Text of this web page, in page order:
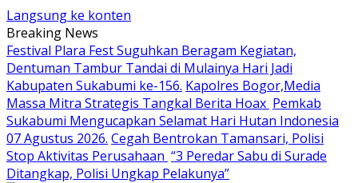
Langsung ke konten
Breaking News
Festival Plara Fest Suguhkan Beragam Kegiatan,
Dentuman Tambur Tandai di Mulainya Hari Jadi
Kabupaten Sukabumi ke-156. Kapolres Bogor,Media
Massa Mitra Strategis Tangkal Berita Hoax Pemkab
Sukabumi Mengucapkan Selamat Hari Hutan Indonesia
07 Agustus 2026. Cegah Bentrokan Tamansari, Polisi
Stop Aktivitas Perusahaan “3 Peredar Sabu di Surade
Ditangkap, Polisi Ungkap Pelakunya”